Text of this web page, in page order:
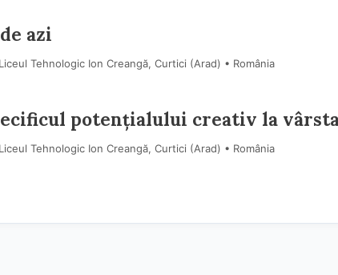
azi
Tehnologic Ion Creangă, Curtici (Arad) • România
potențialului creativ la
Tehnologic Ion Creangă, Curtici (Arad) • România